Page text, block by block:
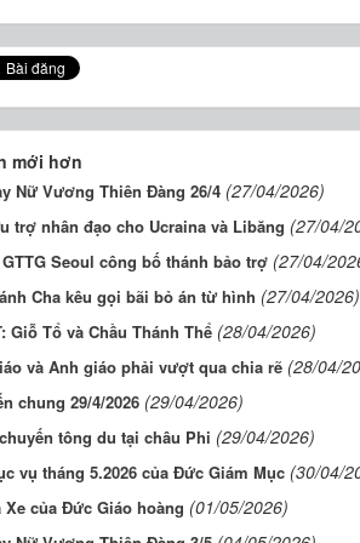
mới hơn
Nữ Vương Thiên Đàng 26/4 (27/04/2026)
trợ nhân đạo cho Ucraina và Libăng (27/04/
Seoul công bố thánh bảo trợ (27/04/
Cha kêu gọi bãi bỏ án từ hình (27/04/2026)
Giỗ Tổ và Chầu Thánh Thể (28/04/2026)
và Anh giáo phải vượt qua chia rẽ (28/04/
chung 29/4/2026 (29/04/2026)
tông du tại châu Phi (29/04/2026)
vụ tháng 5.2026 của Đức Giám Mục (30/04/
của Đức Giáo hoàng (01/05/2026)